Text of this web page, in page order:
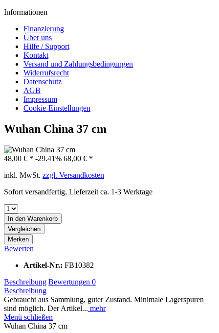
Informationen
Finanzierung
Über uns
Hilfe / Support
Kontakt
Versand und Zahlungsbedingungen
Widerrufsrecht
Datenschutz
AGB
Impressum
Cookie-Einstellungen
Wuhan China 37 cm
48,00 € * -29.41% 68,00 € *
inkl. MwSt. zzgl. Versandkosten
Sofort versandfertig, Lieferzeit ca. 1-3 Werktage
In den Warenkorb
Vergleichen
Merken
Bewerten
Artikel-Nr.: FB10382
Beschreibung Bewertungen 0
Beschreibung
Gebraucht aus Sammlung, guter Zustand. Minimale Lagerspuren
sind möglich. Der Artikel... mehr
Menü schließen
Wuhan China 37 cm